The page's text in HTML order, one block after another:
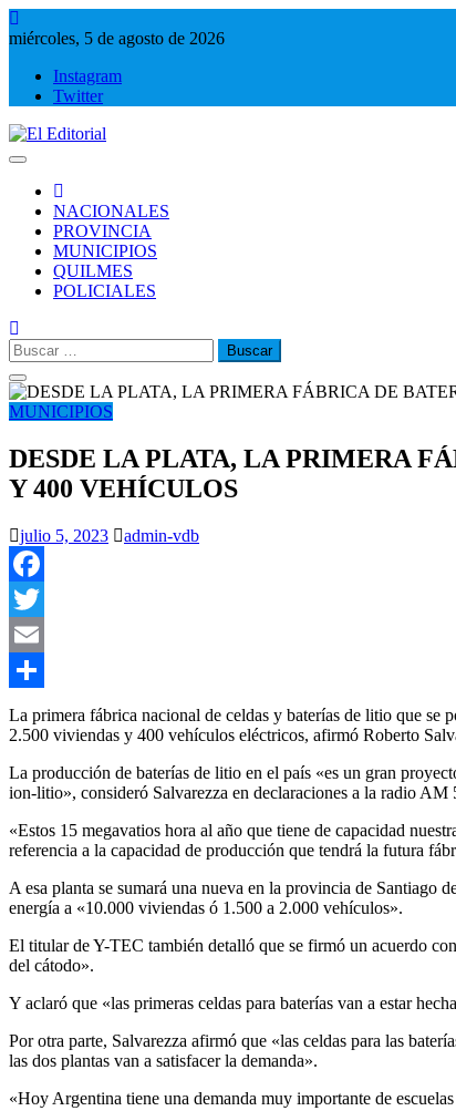
Saltar
al
miércoles, 5 de agosto de 2026
Instagram
Twitter
NACIONALES
PROVINCIA
MUNICIPIOS
QUILMES
POLICIALES
Buscar:
MUNICIPIOS
DESDE LA PLATA, LA PRIMERA
Y 400 VEHÍCULOS
julio 5, 2023 admin-vdb
Facebook
Twitter
Email
Compartir
La primera fábrica nacional de celdas y baterías de litio que se
2.500 viviendas y 400 vehículos eléctricos, afirmó Roberto
La producción de baterías de litio en el país «es un gran
ion-litio», consideró Salvarezza en declaraciones a la radio AM
«Estos 15 megavatios hora al año que tiene de capacidad
referencia a la capacidad de producción que tendrá la futura
A esa planta se sumará una nueva en la provincia de Santiago
energía a «10.000 viviendas ó 1.500 a 2.000 vehículos».
El titular de Y-TEC también detalló que se firmó un acuerdo
del cátodo».
Y aclaró que «las primeras celdas para baterías van a estar
Por otra parte, Salvarezza afirmó que «las celdas para las
las dos plantas van a satisfacer la demanda».
«Hoy Argentina tiene una demanda muy importante de